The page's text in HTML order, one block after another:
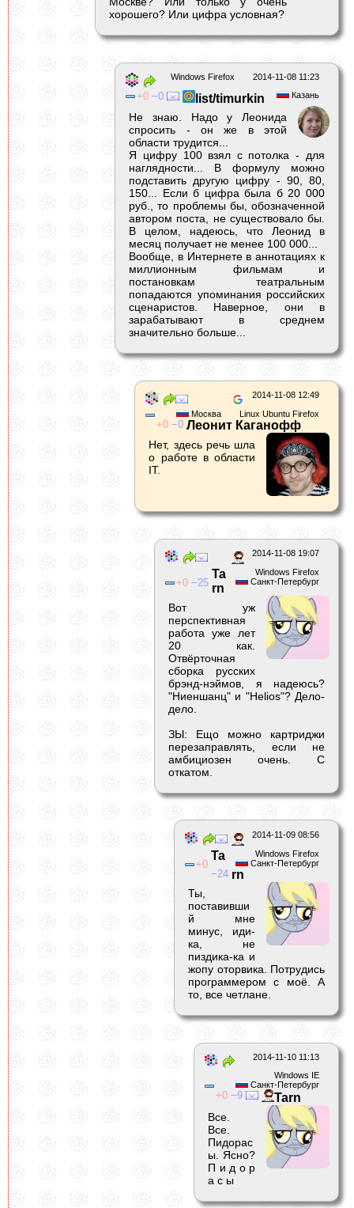
хорошего? Или цифра условная?
2014-11-08 11:23
Windows Firefox
Казань
0 0 list/timurkin
Не знаю. Надо у Леонида
спросить - он же в этой
области трудится...
Я цифру 100 взял с потолка - для
наглядности... В формулу можно
подставить другую цифру - 90, 80,
150... Если б цифра была б 20 000
руб., то проблемы бы, обозначенной
автором поста, не существовало бы.
В целом, надеюсь, что Леонид в
месяц получает не менее 100 000...
Вообще, в Интернете в аннотациях к
миллионным фильмам и
постановкам театральным
попадаются упоминания российских
сценаристов. Наверное, они в
зарабатывают в среднем
значительно больше...
2014-11-08 12:49
Linux Ubuntu Firefox
Москва
0 0 Леонит Каганофф
Нет, здесь речь шла
о работе в области
IT.
2014-11-08 19:07
Windows Firefox
Санкт-Петербург
0 25
Ta
rn
Вот уж
перспективная
работа уже лет
20 как.
Отвёрточная
сборка русских
брэнд-нэймов, я надеюсь?
"Ниеншанц" и "Helios"? Дело-
дело.
ЗЫ: Ещо можно картриджи
перезаправлять, если не
амбициозен очень. С
откатом.
2014-11-09 08:56
Windows Firefox
Санкт-Петербург
0
24
Ta
rn
Ты,
поставивши
й мне
минус, иди-
ка, не
пиздика-ка и
жопу оторвика. Потрудись
программером с моё. А
то, все четлане.
2014-11-10 11:13
Windows IE
Санкт-Петербург
0 9 Tarn
Все.
Все.
Пидорас
ы. Ясно?
П и д о р
а с ы